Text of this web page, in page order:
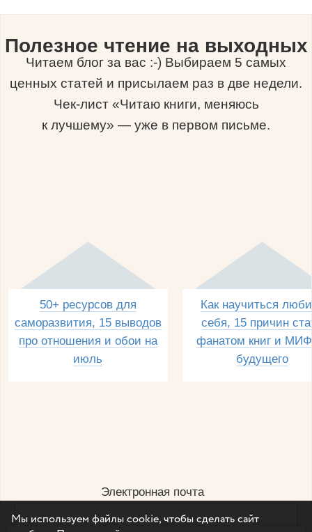
Полезное чтение на выходных
Читаем блог за вас :-) Выбираем 5 самых
ценных статей и присылаем раз в две недели.
Чек-лист «Читаю книги, меняюсь
к лучшему» — уже в первом письме.
50+ ресурсов для
саморазвития, 15 выводов
про отношения и обои на
июль
Как научиться
себя, 15 причин
фанатом книг и
будущего
Электронная почта
Мы используем файлы cookie, чтобы сделать сайт